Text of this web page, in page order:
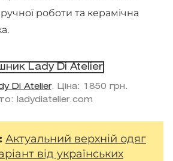
роботи та керамічна
Di Atelier. Ціна: 1850 грн.
ladydiatelier.com
Актуальний верхній одяг
від українських